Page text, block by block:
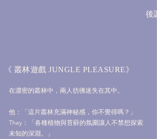
後
《 叢林遊戲JUNGLE PLEASURE》
在濃密的叢林中，兩人彷彿迷失在其中。
他：「這片叢林充滿神秘感，你不覺得嗎？」
They：「各種植物與苔蘚的氛圍讓人不禁想探索
未知的深淵。」